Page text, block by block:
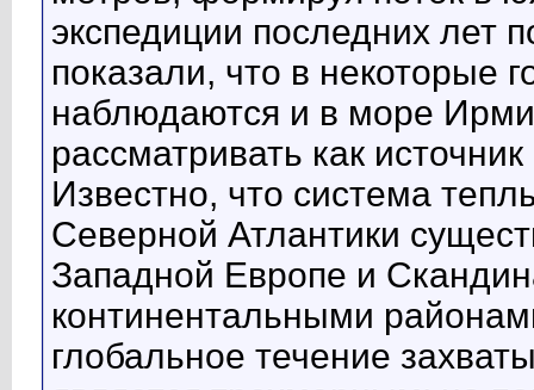
экспедиции последних лет
показали, что в некоторые
наблюдаются и в море
рассматривать как
Известно, что система
Северной Атлантики
Западной Европе и
континентальными
глобальное течение